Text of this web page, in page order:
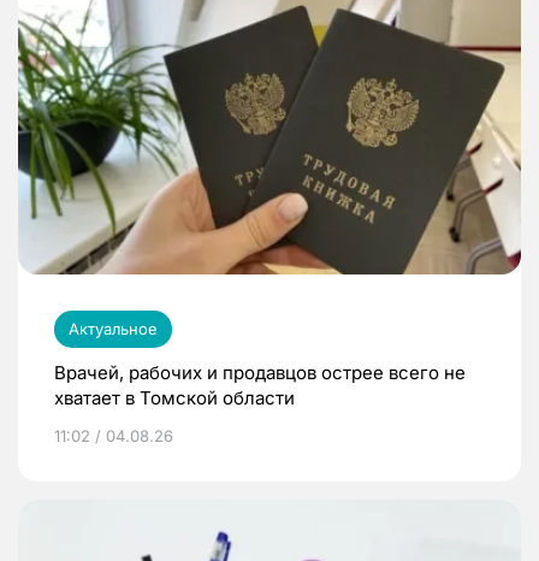
Актуальное
Врачей, рабочих и продавцов острее всего не
хватает в Томской области
11:02 / 04.08.26